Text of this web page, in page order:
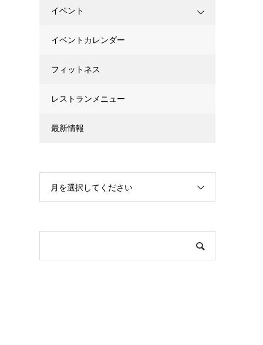
イベント
イベントカレンダー
フィットネス
レストランメニュー
最新情報
月を選択してください